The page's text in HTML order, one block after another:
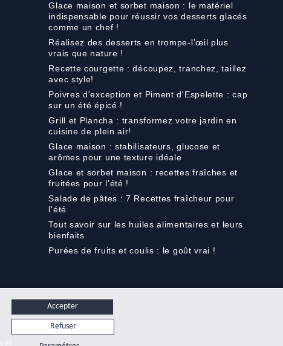
Glace maison et sorbet maison : le matériel
indispensable pour réussir vos desserts glacés
comme un chef !
Réalisez des desserts en trompe-l'œil plus
vrais que nature !
Recette courgette : découpez, tranchez, taillez
avec style!
Poivres d'exception et Piment d'Espelette : cap
sur un été épicé !
Grill et Plancha : transformez votre jardin en
cuisine de plein air!
Glace maison : stabilisateurs, glucose et
arômes pour une texture idéale
Glace et sorbet maison : recettes fraîches et
fruitées pour l'été !
Salade de pâtes : 7 Recettes fraîcheur pour
l'été
Tout savoir sur les huiles alimentaires et leurs
bienfaits
Purées de fruits et coulis : le goût vrai !
Accepter
Refuser